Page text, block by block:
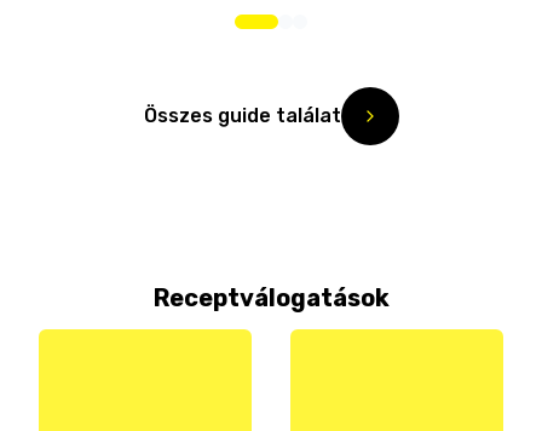
Összes guide találat
Receptválogatások